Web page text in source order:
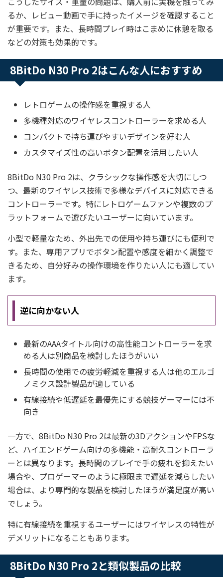
るか、レビュー動画で手に持ったイメージを確認すること
が重要です。また、長時間プレイ時はこまめに休憩を取る
などの対策も効果的です。
8BitDo N30 Pro 2はこんな人におすすめ
レトロゲームの操作感を重視する人
多機種対応のワイヤレスコントローラーを求める人
コンパクトで持ち運びやすいデザインを好む人
カスタマイズ性の高いボタン配置を活用したい人
8BitDo N30 Pro 2は、クラシックな操作感を大切にしつ
つ、最新のワイヤレス技術で多様なデバイスに対応できる
コントローラーです。特にレトロゲームファンや複数のプ
ラットフォームで遊びたいユーザーに向いています。
小型で軽量なため、外出先での使用や持ち運びにも便利で
す。また、専用アプリでボタン配置や感度を細かく調整で
きるため、自分好みの操作環境を作りたい人にも適してい
ます。
逆に向かない人
最新のAAAタイトル向けの高性能コントローラーを求
める人は別商品を検討したほうがいい
長時間の使用での疲労軽減を重視する人は他のエルゴ
ノミクス設計製品が適している
有線接続や低遅延を最優先にする競技ゲーマーには不
向き
一方で、8BitDo N30 Pro 2は最新の3DアクションやFPSな
ど、ハイエンドゲーム向けの多機能・高耐久コントローラ
ーとは異なります。長時間のプレイで手の疲れを抑えたい
場合や、プロゲーマーのように極限まで遅延を減らしたい
場合は、より専門的な製品を検討したほうが満足度が高い
でしょう。
特に有線接続を重視するユーザーにはワイヤレスの特性が
デメリットになることもあります。
8BitDo N30 Pro 2と類似製品の比較